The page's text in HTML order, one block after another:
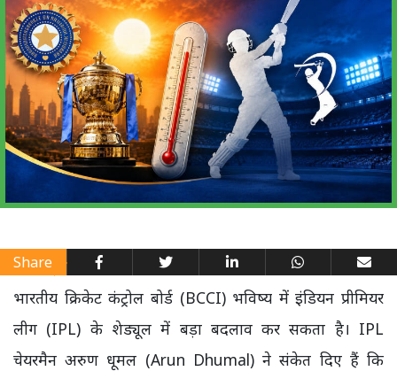
Share
भारतीय क्रिकेट कंट्रोल बोर्ड (BCCI) भविष्य में इंडियन प्रीमियर
लीग (IPL) के शेड्यूल में बड़ा बदलाव कर सकता है। IPL
चेयरमैन अरुण धूमल (Arun Dhumal) ने संकेत दिए हैं कि